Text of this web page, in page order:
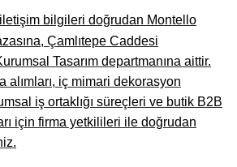
İmalatçıları, Mağazaları
İmalatçıları, Mağazaları
Mobilya İmalatçıları, Mağazaları
İmalatçıları, Mobilyacıları
bilgileri doğrudan Montello
Çamlıtepe Caddesi
Tasarım departmanına aittir.
alımları, iç mimari dekorasyon
iş ortaklığı süreçleri ve butik B2B
için firma yetkilileri ile doğrudan